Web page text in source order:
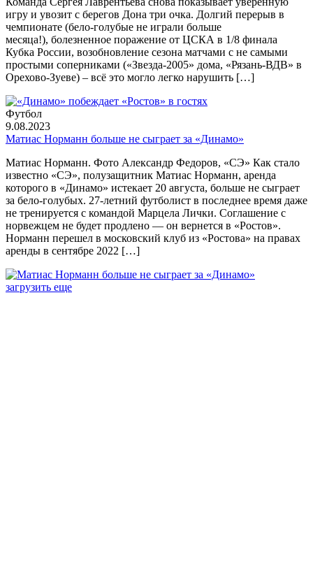
игру и увозит с берегов Дона три очка. Долгий перерыв в
чемпионате (бело-голубые не играли больше
месяца!), болезненное поражение от ЦСКА в 1/8 финала
Кубка России, возобновление сезона матчами с не самыми
простыми соперниками («Звезда-2005» дома, «Рязань-ВДВ» в
Орехово-Зуеве) – всё это могло легко нарушить […]
Футбол
9.08.2023
Матиас Норманн больше не сыграет за «Динамо»
Матиас Норманн. Фото Александр Федоров, «СЭ» Как стало
известно «СЭ», полузащитник Матиас Норманн, аренда
которого в «Динамо» истекает 20 августа, больше не сыграет
за бело-голубых. 27-летний футболист в последнее время даже
не тренируется с командой Марцела Лички. Соглашение с
норвежцем не будет продлено — он вернется в «Ростов».
Норманн перешел в московский клуб из «Ростова» на правах
аренды в сентябре 2022 […]
загрузить еще